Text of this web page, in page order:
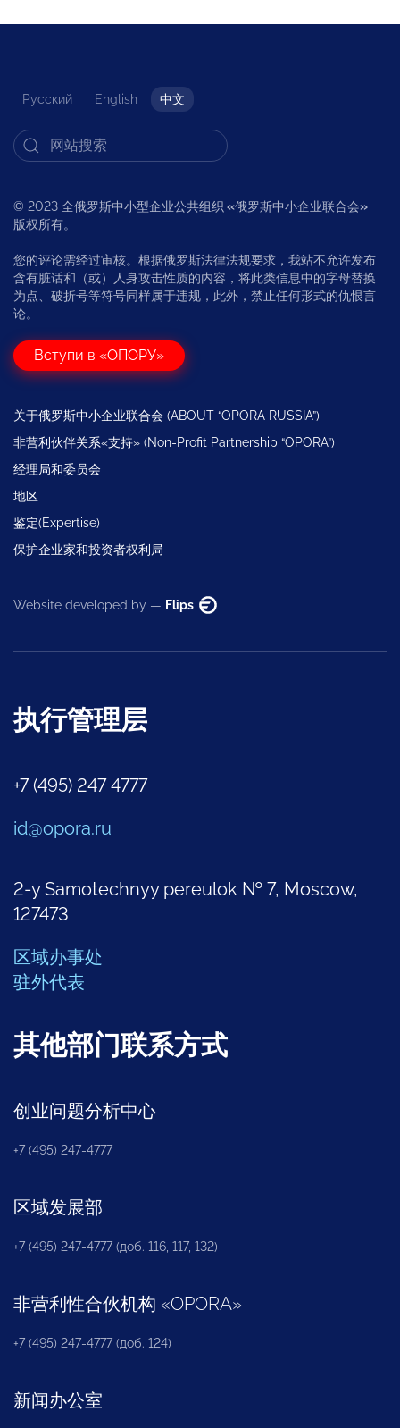
Русский English 中文
© 2023 全俄罗斯中小型企业公共组织 «俄罗斯中小企业联合会»
版权所有。
您的评论需经过审核。根据俄罗斯法律法规要求，我站不允许发布
含有脏话和（或）人身攻击性质的内容，将此类信息中的字母替换
为点、破折号等符号同样属于违规，此外，禁止任何形式的仇恨言
论。
Вступи в «ОПОРУ»
关于俄罗斯中小企业联合会 (ABOUT “OPORA RUSSIA”)
非营利伙伴关系«支持» (Non-Profit Partnership “OPORA”)
经理局和委员会
地区
鉴定(Expertise)
保护企业家和投资者权利局
Website developed by — Flips
执行管理层
+7 (495) 247 4777
id@opora.ru
2-y Samotechnyy pereulok № 7, Moscow,
127473
区域办事处
驻外代表
其他部门联系方式
创业问题分析中心
+7 (495) 247-4777
区域发展部
+7 (495) 247-4777 (доб. 116, 117, 132)
非营利性合伙机构 «OPORA»
+7 (495) 247-4777 (доб. 124)
新闻办公室